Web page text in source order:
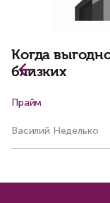
Когда
близких
Прайм
Василий Неделько